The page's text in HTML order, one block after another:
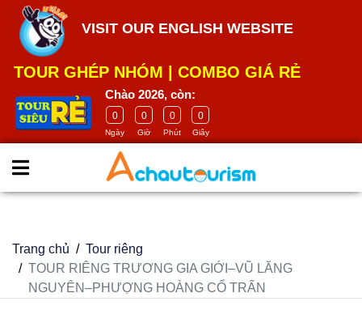
google-site-
verification=m5E2Wdh9smCITK2H8el2HbH_4GB4-
ASMCWK68H9ia_U
VISIT OUR ENGLISH WEBSITE
TOUR GHÉP NHÓM COMBO GIÁ RẺ
Chào 2026, còn:
0
Ngày
0
Giờ
0
Phút
0
Giây
Trang chủ
Tour riêng
TOUR RIÊNG TRƯƠNG GIA GIỚI–VŨ LĂNG
NGUYÊN–PHƯỢNG HOÀNG CỔ TRẤN